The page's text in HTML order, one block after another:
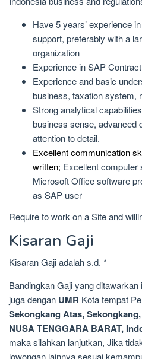
Have 5 years’ experience
support, preferably with a
organization
Experience in SAP
Experience and basic
business, taxation system,
Strong analytical
business sense, advanced
attention to detail.
Excellent communication
written; Excellent computer
Microsoft Office software
as SAP user
Require to work on a Site and
Kisaran Gaji
Kisaran Gaji adalah s.d. *
Bandingkan Gaji yang
juga dengan UMR Kota tempat
Sekongkang Atas,
NUSA TENGGARA BARAT,
maka silahkan lanjutkan, Jika
lowongan lainnya sesuai